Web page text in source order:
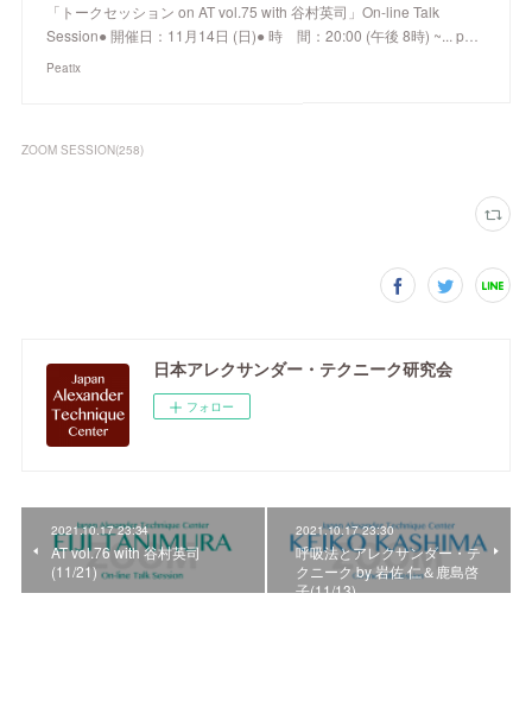
「トークセッション on AT vol.75 with 谷村英司」On-line Talk
Session● 開催日：11月14日 (日)● 時 間：20:00 (午後 8時) ~... p…
Peatix
ZOOM SESSION(258)
日本アレクサンダー・テクニーク研究会
フォロー
2021.10.17 23:34
AT vol.76 with 谷村英司
(11/21)
2021.10.17 23:30
呼吸法とアレクサンダー・テ
クニーク by 岩佐 仁＆鹿島啓
子(11/13)